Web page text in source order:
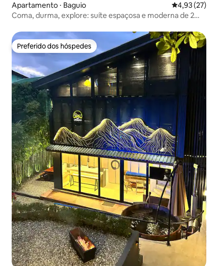
Apartamento ⋅ Baguio 4,93 de uma
4,93 (27)
Coma, durma, explore: suíte espaçosa e moderna de 2
Preferido dos hóspedes
Preferido dos hóspedes